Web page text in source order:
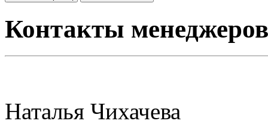
Контакты менеджеров
Наталья Чихачева